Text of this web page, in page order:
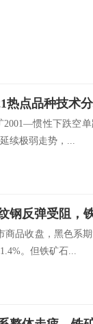
热点品种技术
矿2001—惯性下跌
续极弱走势，...
钢反弹受阻，
商品收盘，黑色系
。但铁矿石...